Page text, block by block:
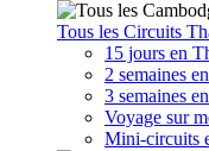
Tous les Circuits
15 jours en
2 semaines
3 semaines
Voyage sur
Mini-circuits